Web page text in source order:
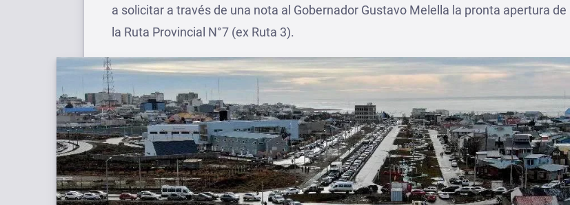
a solicitar a través de una nota al Gobernador Gustavo Melella la pronta apertura de
la Ruta Provincial N°7 (ex Ruta 3).